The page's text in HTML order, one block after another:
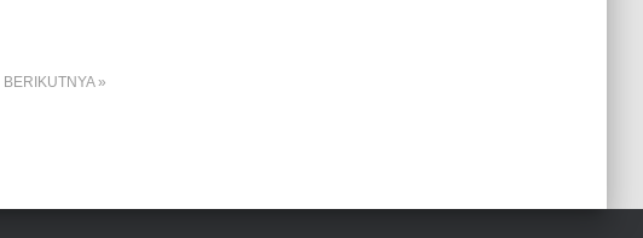
BERIKUTNYA